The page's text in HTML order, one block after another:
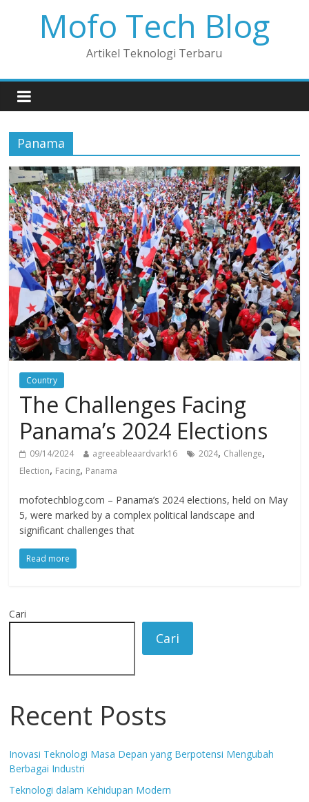
Mofo Tech Blog
Artikel Teknologi Terbaru
Panama
Country
The Challenges Facing
Panama’s 2024 Elections
09/14/2024 agreeableaardvark16 2024, Challenge,
Election, Facing, Panama
mofotechblog.com – Panama’s 2024 elections, held on May
5, were marked by a complex political landscape and
significant challenges that
Read more
Cari
Cari
Recent Posts
Inovasi Teknologi Masa Depan yang Berpotensi Mengubah
Berbagai Industri
Teknologi dalam Kehidupan Modern